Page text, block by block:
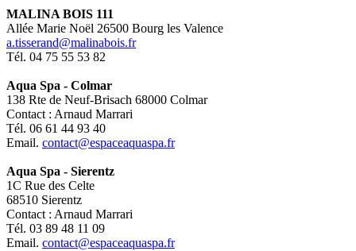
MALINA BOIS 111
Allée Marie Noël 26500 Bourg les Valence
a.tisserand@malinabois.fr
Tél. 04 75 55 53 82
Aqua Spa - Colmar
138 Rte de Neuf-Brisach 68000 Colmar
Contact : Arnaud Marrari
Tél. 06 61 44 93 40
Email. contact@espaceaquaspa.fr
Aqua Spa - Sierentz
1C Rue des Celte
68510 Sierentz
Contact : Arnaud Marrari
Tél. 03 89 48 11 09
Email. contact@espaceaquaspa.fr